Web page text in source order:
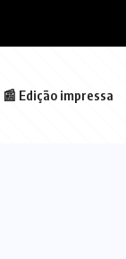
📰 Edição impressa